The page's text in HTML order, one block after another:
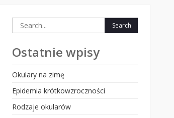
Search
for:
Ostatnie wpisy
Okulary na zimę
Epidemia krótkowzroczności
Rodzaje okularów